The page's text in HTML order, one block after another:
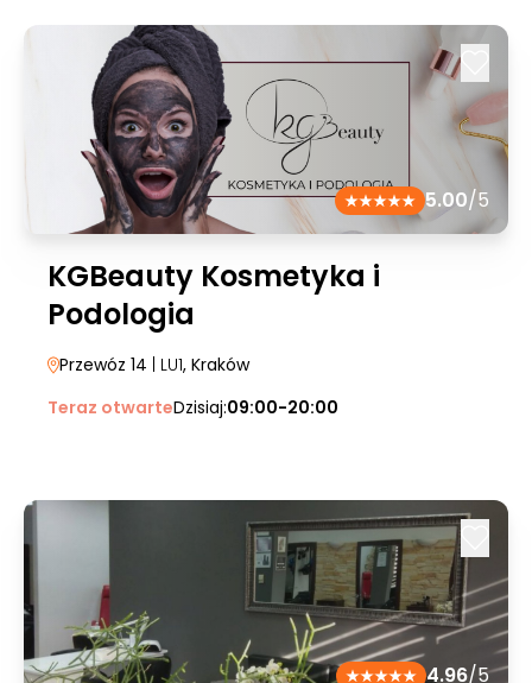
5.00/5
KGBeauty Kosmetyka i
Podologia
Przewóz 14 | LU1, Kraków
Teraz otwarteDzisiaj:09:00-20:00
4.96/5